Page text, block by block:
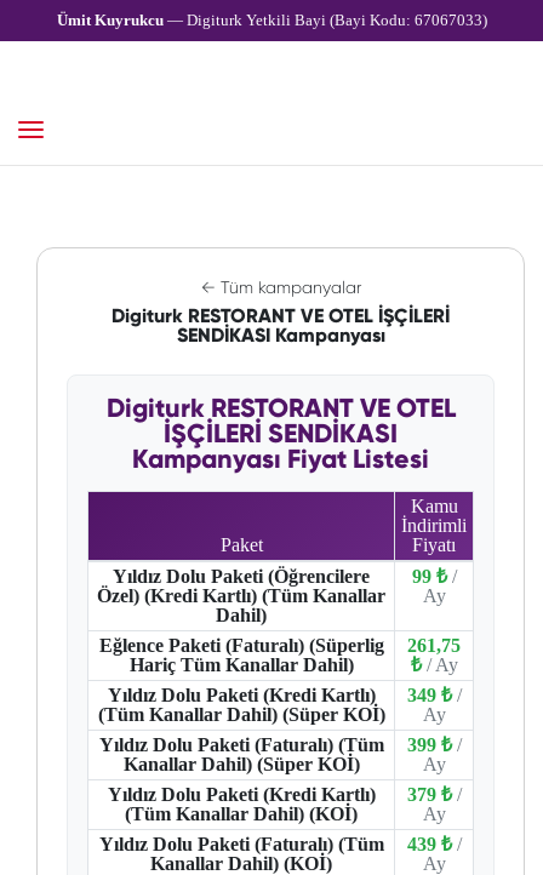
Ümit Kuyrukcu— Digiturk Yetkili Bayi (Bayi Kodu: 67067033)
← Tüm kampanyalar
Digiturk RESTORANT VE OTEL İŞÇİLERİ
SENDİKASI Kampanyası
Digiturk RESTORANT VE OTEL
İŞÇİLERİ SENDİKASI
Kampanyası Fiyat Listesi
Paket
Kamu
İndirimli
Fiyatı
Yıldız Dolu Paketi (Öğrencilere
Özel) (Kredi Kartlı) (Tüm Kanallar
Dahil)
99 ₺ /
Ay
Eğlence Paketi (Faturalı) (Süperlig
Hariç Tüm Kanallar Dahil)
261,75
₺ / Ay
Yıldız Dolu Paketi (Kredi Kartlı)
(Tüm Kanallar Dahil) (Süper KOİ)
349 ₺ /
Ay
Yıldız Dolu Paketi (Faturalı) (Tüm
Kanallar Dahil) (Süper KOİ)
399 ₺ /
Ay
Yıldız Dolu Paketi (Kredi Kartlı)
(Tüm Kanallar Dahil) (KOİ)
379 ₺ /
Ay
Yıldız Dolu Paketi (Faturalı) (Tüm
Kanallar Dahil) (KOİ)
439 ₺ /
Ay